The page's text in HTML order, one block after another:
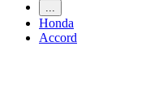
...
Honda
Accord